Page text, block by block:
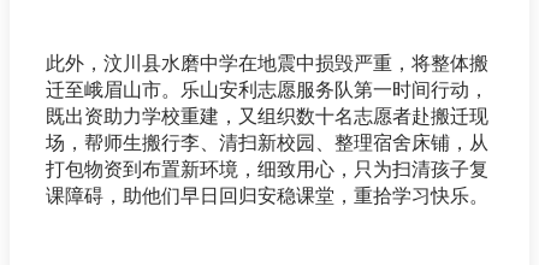
此外，汶川县水磨中学在地震中损毁严重，将整体搬
迁至峨眉山市。乐山安利志愿服务队第一时间行动，
既出资助力学校重建，又组织数十名志愿者赴搬迁现
场，帮师生搬行李、清扫新校园、整理宿舍床铺，从
打包物资到布置新环境，细致用心，只为扫清孩子复
课障碍，助他们早日回归安稳课堂，重拾学习快乐。